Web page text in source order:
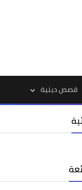
قصص دينية